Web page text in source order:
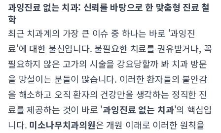
과잉진료 없는 치과: 신뢰를 바탕으로 한 맞춤형 진료 철
학
최근 치과계의 가장 큰 이슈 중 하나는 바로 '과잉진
료'에 대한 불신입니다. 불필요한 치료를 권유받거나, 꼭
필요하지 않은 고가의 시술을 강요당할까 봐 치과 방문
을 망설이는 분들이 많습니다. 이러한 환자들의 불안감
을 해소하고 오직 환자의 건강만을 생각하는 정직한 진
료를 제공하는 것이 바로 '과잉진료 없는 치과'의 핵심입
니다. 미소나무치과의원은 개원 이래로 이러한 원칙을